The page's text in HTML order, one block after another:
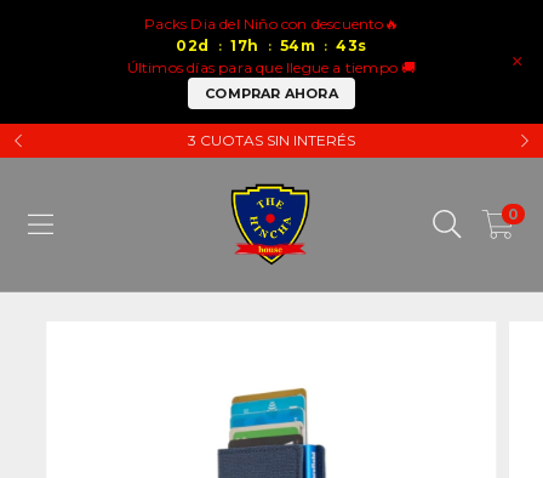
×
Packs Dia del Niño con descuento🔥
02d : 17h : 54 m : 43s
Últimos días para que llegue a tiempo 🚚
COMPRAR AHORA
3 CUOTAS SIN INTERÉS
0